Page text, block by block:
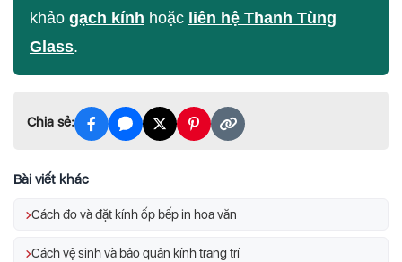
khảo gạch kính hoặc liên hệ Thanh Tùng
Glass.
Chia sẻ:
Bài viết khác
Cách đo và đặt kính ốp bếp in hoa văn
Cách vệ sinh và bảo quản kính trang trí